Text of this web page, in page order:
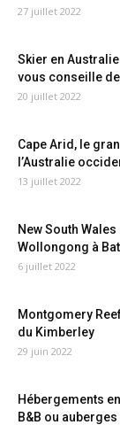
27 juillet 2022
Skier en Australie
vous conseille
20 juillet 2022
Cape Arid, le
l’Australie
13 juillet 2022
New South
Wollongong à
6 juillet 2022
Montgomery
du Kimberley
29 juin 2022
Hébergements
B&B ou auberges